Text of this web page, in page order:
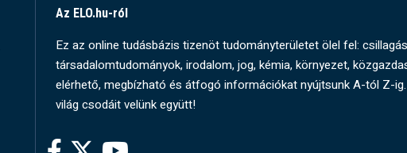
Az ELO.hu-ról
Ez az online tudásbázis tizenöt tudományterületet ölel fel:
társadalomtudományok, irodalom, jog, kémia, környezet,
elérhető, megbízható és átfogó információkat nyújtsunk A-tól Z-
világ csodáit velünk együtt!